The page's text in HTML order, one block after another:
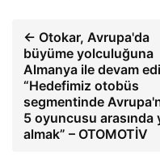
← Otokar, Avrupa'da
büyüme yolculuğuna
Almanya ile devam
“Hedefimiz otobüs
segmentinde
5 oyuncusu arasında
almak” – OTOMOTİV